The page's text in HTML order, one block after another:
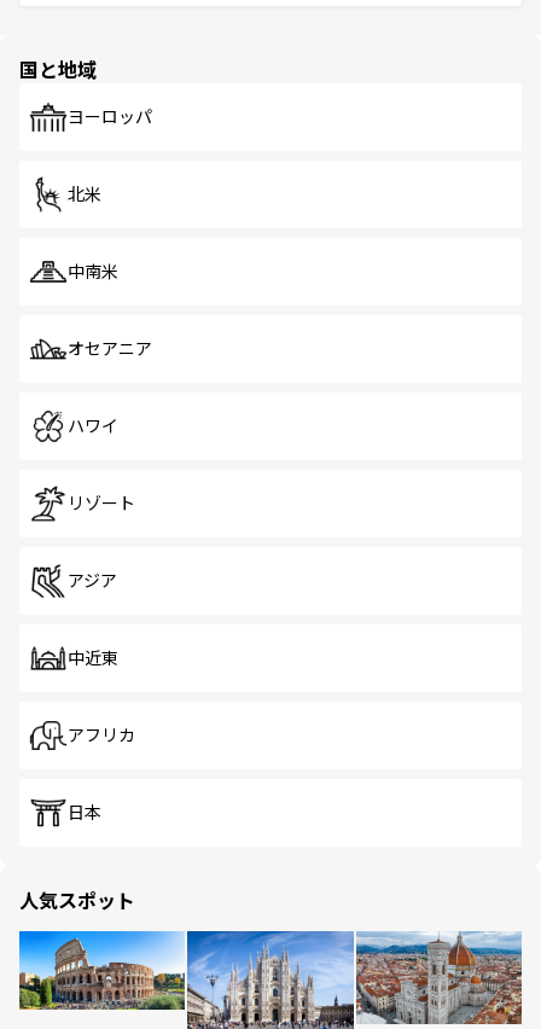
で、ホーカーズは地元の風情を楽しめる外せないスポット
国と地域
ヨーロッパ
北米
中南米
オセアニア
ハワイ
リゾート
アジア
中近東
アフリカ
日本
人気スポット